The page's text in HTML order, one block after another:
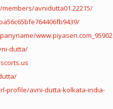
avnidutta01.22215/
dutta/
profile/avni-dutta-kolkata-india-